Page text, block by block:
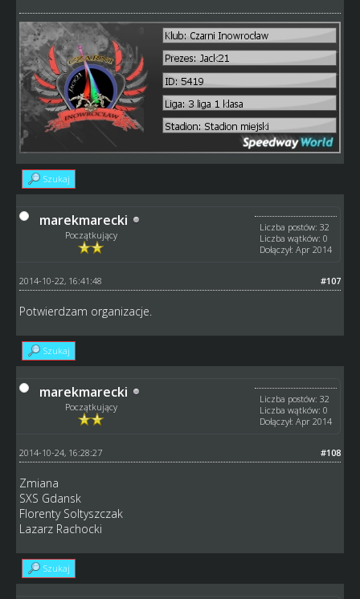
Szukaj
marekmarecki
Początkujący
Liczba postów: 32
Liczba wątków: 0
Dołączył: Apr 2014
#107
2014-10-22, 16:41:48
Potwierdzam organizacje.
Szukaj
marekmarecki
Początkujący
Liczba postów: 32
Liczba wątków: 0
Dołączył: Apr 2014
#108
2014-10-24, 16:28:27
Zmiana
SXS Gdansk
Florenty Soltyszczak
Lazarz Rachocki
Szukaj